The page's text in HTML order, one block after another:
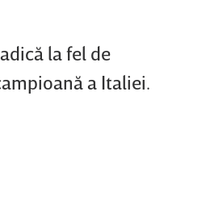
la fel de
a Italiei.